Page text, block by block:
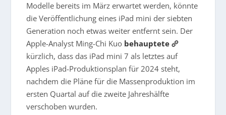
Modelle bereits im März erwartet werden, könnte
die Veröffentlichung eines iPad mini der siebten
Generation noch etwas weiter entfernt sein. Der
Apple-Analyst Ming-Chi Kuo behauptete
kürzlich, dass das iPad mini 7 als letztes auf
Apples iPad-Produktionsplan für 2024 steht,
nachdem die Pläne für die Massenproduktion im
ersten Quartal auf die zweite Jahreshälfte
verschoben wurden.